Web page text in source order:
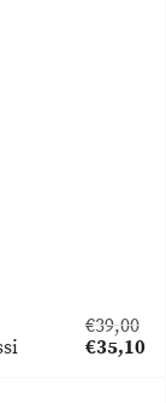
€39,00
Original
€35,10